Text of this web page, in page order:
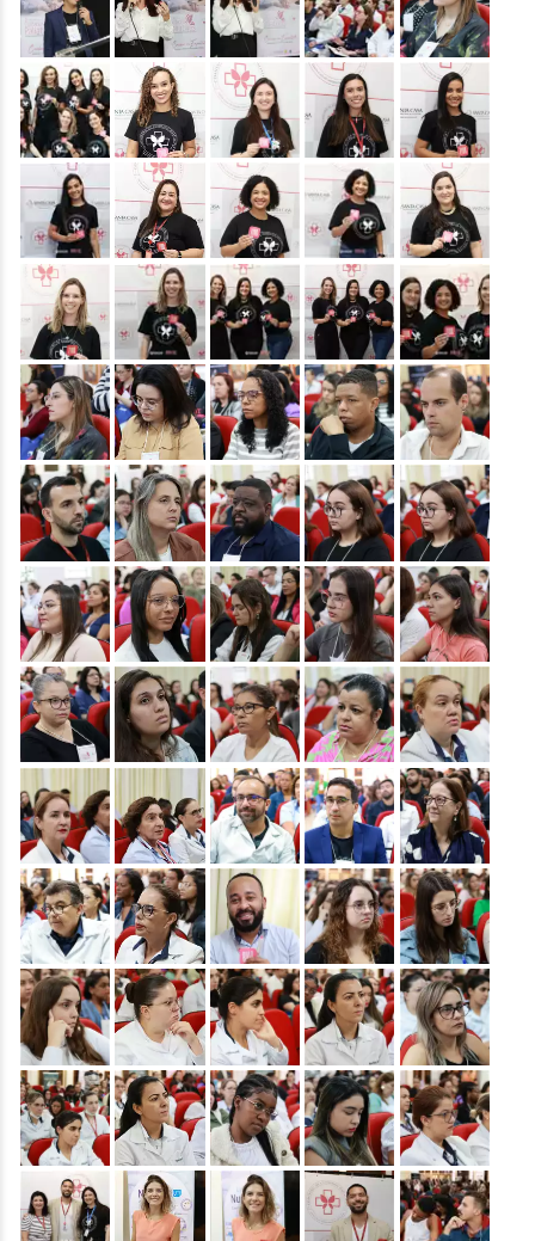
&nbsp; &nbsp; &nbsp; &nbsp; &nbsp;
&nbsp; &nbsp; &nbsp; &nbsp; &nbsp;
&nbsp; &nbsp; &nbsp; &nbsp; &nbsp;
&nbsp; &nbsp; &nbsp; &nbsp; &nbsp;
&nbsp; &nbsp; &nbsp; &nbsp; &nbsp;
&nbsp; &nbsp; &nbsp; &nbsp; &nbsp;
&nbsp; &nbsp; &nbsp; &nbsp; &nbsp;
&nbsp; &nbsp; &nbsp; &nbsp; &nbsp;
&nbsp; &nbsp; &nbsp; &nbsp; &nbsp;
&nbsp; &nbsp; &nbsp; &nbsp; &nbsp;
&nbsp; &nbsp; &nbsp; &nbsp; &nbsp;
&nbsp; &nbsp; &nbsp; &nbsp; &nbsp;